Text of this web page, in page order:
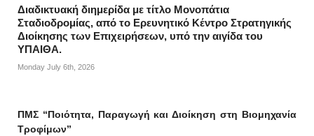
Διαδικτυακή διημερίδα με τίτλο Μονοπάτια
Σταδιοδρομίας, από το Ερευνητικό Κέντρο Στρατηγικής
Διοίκησης των Επιχειρήσεων, υπό την αιγίδα του
ΥΠΑΙΘΑ.
Monday July 6th, 2026
ΠΜΣ “Ποιότητα, Παραγωγή και Διοίκηση στη Βιομηχανία
Τροφίμων”